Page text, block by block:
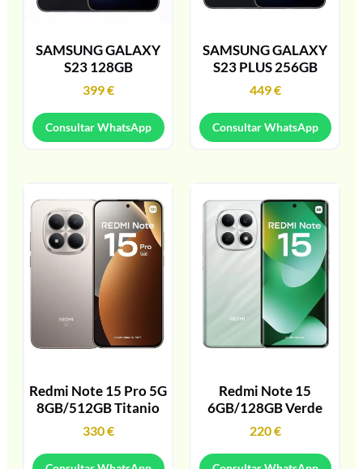
SAMSUNG GALAXY
S23 128GB
399€
Consultar WhatsApp
SAMSUNG GALAXY
S23 PLUS 256GB
449€
Consultar WhatsApp
Redmi Note 15 Pro 5G
8GB/512GB Titanio
330€
Redmi Note 15
6GB/128GB Verde
220€